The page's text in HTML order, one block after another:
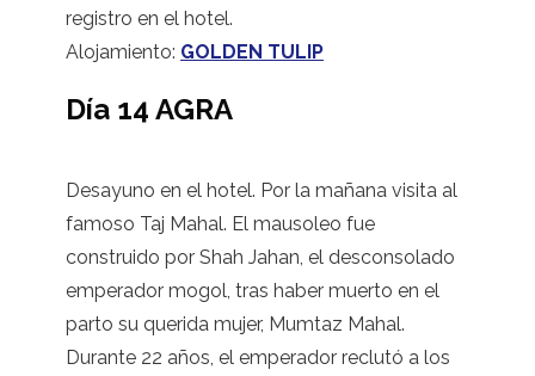
registro en el hotel.
Alojamiento: GOLDEN TULIP
Día 14 AGRA
Desayuno en el hotel. Por la mañana visita al
famoso Taj Mahal. El mausoleo fue
construido por Shah Jahan, el desconsolado
emperador mogol, tras haber muerto en el
parto su querida mujer, Mumtaz Mahal.
Durante 22 años, el emperador reclutó a los